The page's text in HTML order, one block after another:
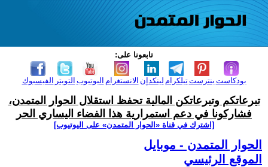
تابعونا على:
الفيسبوك التويتر اليوتيوب الانستغرام لينكدإن تيلكرامبنترست بودكاست
تبرعاتكم وتبرعاتكن المالية تحفظ استقلال الحوار المتمدن،
فشاركونا في دعم استمرارية هذا الفضاء اليساري الحر
[اشترك في قناة ‫«الحوار المتمدن» على اليوتيوب]
الحوار المتمدن - موبايل
الموقع الرئيسي